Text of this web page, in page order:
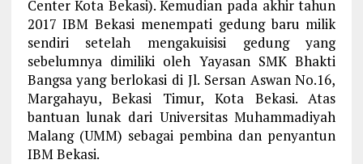
Center Kota Bekasi). Kemudian pada akhir tahun
2017 IBM Bekasi menempati gedung baru milik
sendiri setelah mengakuisisi gedung yang
sebelumnya dimiliki oleh Yayasan SMK Bhakti
Bangsa yang berlokasi di Jl. Sersan Aswan No.16,
Margahayu, Bekasi Timur, Kota Bekasi. Atas
bantuan lunak dari Universitas Muhammadiyah
Malang (UMM) sebagai pembina dan penyantun
IBM Bekasi.